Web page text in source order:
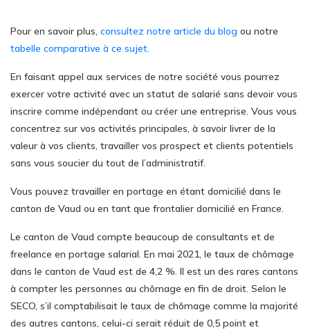
Pour en savoir plus, consultez notre article du blog ou notre
tabelle comparative à ce sujet.
En faisant appel aux services de notre société vous pourrez
exercer votre activité avec un statut de salarié sans devoir vous
inscrire comme indépendant ou créer une entreprise. Vous vous
concentrez sur vos activités principales, à savoir livrer de la
valeur à vos clients, travailler vos prospect et clients potentiels
sans vous soucier du tout de l’administratif.
Vous pouvez travailler en portage en étant domicilié dans le
canton de Vaud ou en tant que frontalier domicilié en France.
Le canton de Vaud compte beaucoup de consultants et de
freelance en portage salarial. En mai 2021, le taux de chômage
dans le canton de Vaud est de 4,2 %. Il est un des rares cantons
à compter les personnes au chômage en fin de droit. Selon le
SECO, s’il comptabilisait le taux de chômage comme la majorité
des autres cantons, celui-ci serait réduit de 0,5 point et